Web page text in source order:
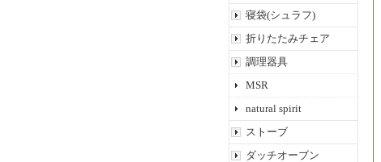
寝袋(シュラフ)
折りたたみチェア
調理器具
MSR
natural spirit
ストーブ
ダッチオーブン